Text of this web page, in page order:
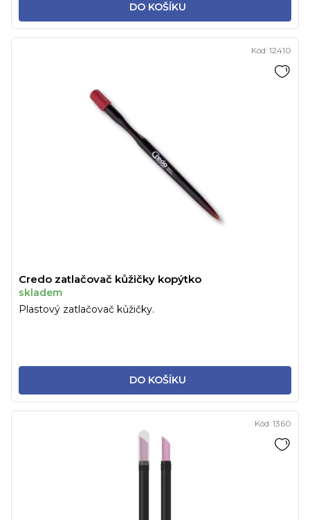
DO KOŠÍKU
Credo zatlačovač kůžičky kopýtko
skladem
DO KOŠÍKU
Plastový zatlačovač kůžičky.
Kód: 12410
Kód: 1360